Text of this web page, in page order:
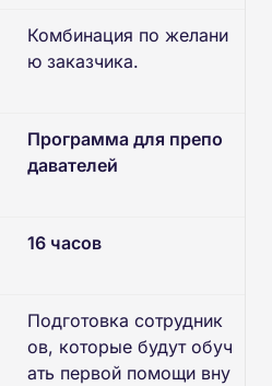
Комбинация по желани
ю заказчика.
Программа для препо
давателей
16 часов
Подготовка сотрудник
ов, которые будут обуч
ать первой помощи вну